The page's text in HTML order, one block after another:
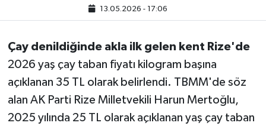
13.05.2026 - 17:06
Çay denildiğinde akla ilk gelen kent Rize'de
2026 yaş çay taban fiyatı kilogram başına
açıklanan 35 TL olarak belirlendi. TBMM'de söz
alan AK Parti Rize Milletvekili Harun Mertoğlu,
2025 yılında 25 TL olarak açıklanan yaş çay taban